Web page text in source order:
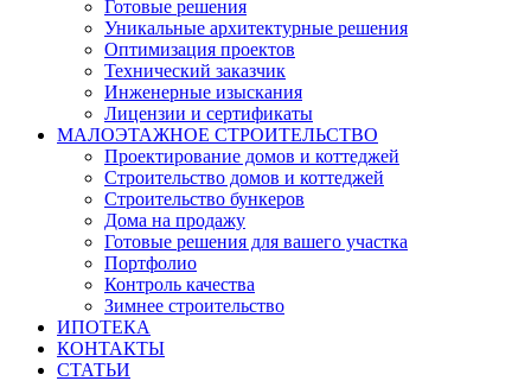
Готовые решения
Уникальные архитектурные решения
Оптимизация проектов
Технический заказчик
Инженерные изыскания
Лицензии и сертификаты
МАЛОЭТАЖНОЕ СТРОИТЕЛЬСТВО
Проектирование домов и коттеджей
Строительство домов и коттеджей
Строительство бункеров
Дома на продажу
Готовые решения для вашего участка
Портфолио
Контроль качества
Зимнее строительство
ИПОТЕКА
КОНТАКТЫ
СТАТЬИ